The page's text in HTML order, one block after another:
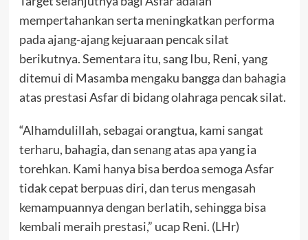
mempertahankan serta meningkatkan performa
pada ajang-ajang kejuaraan pencak silat
berikutnya. Sementara itu, sang Ibu, Reni, yang
ditemui di Masamba mengaku bangga dan bahagia
atas prestasi Asfar di bidang olahraga pencak silat.
“Alhamdulillah, sebagai orangtua, kami sangat
terharu, bahagia, dan senang atas apa yang ia
torehkan. Kami hanya bisa berdoa semoga Asfar
tidak cepat berpuas diri, dan terus mengasah
kemampuannya dengan berlatih, sehingga bisa
kembali meraih prestasi,” ucap Reni. (LHr)